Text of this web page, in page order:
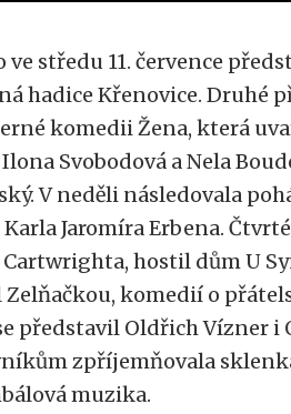
ve středu 11. července
hadice Křenovice.Druhé
komedii Žena, která
Svobodová a Nela
V neděli následovala
Jaromíra Erbena. Č
Cartwrighta,hostil dům U
komedií o
představil Oldřich Vízner
zpříjemňovala
muzika.